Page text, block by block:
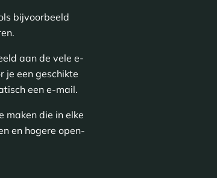
bijvoorbeeld
aan de vele e-
je een geschikte
een e-mail.
maken die in elke
en hogere open-